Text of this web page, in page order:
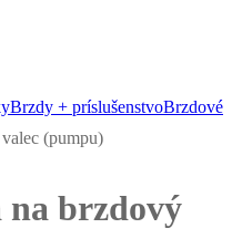
Brzdy + príslušenstvoBrzdové
(pumpu)
na brzdový